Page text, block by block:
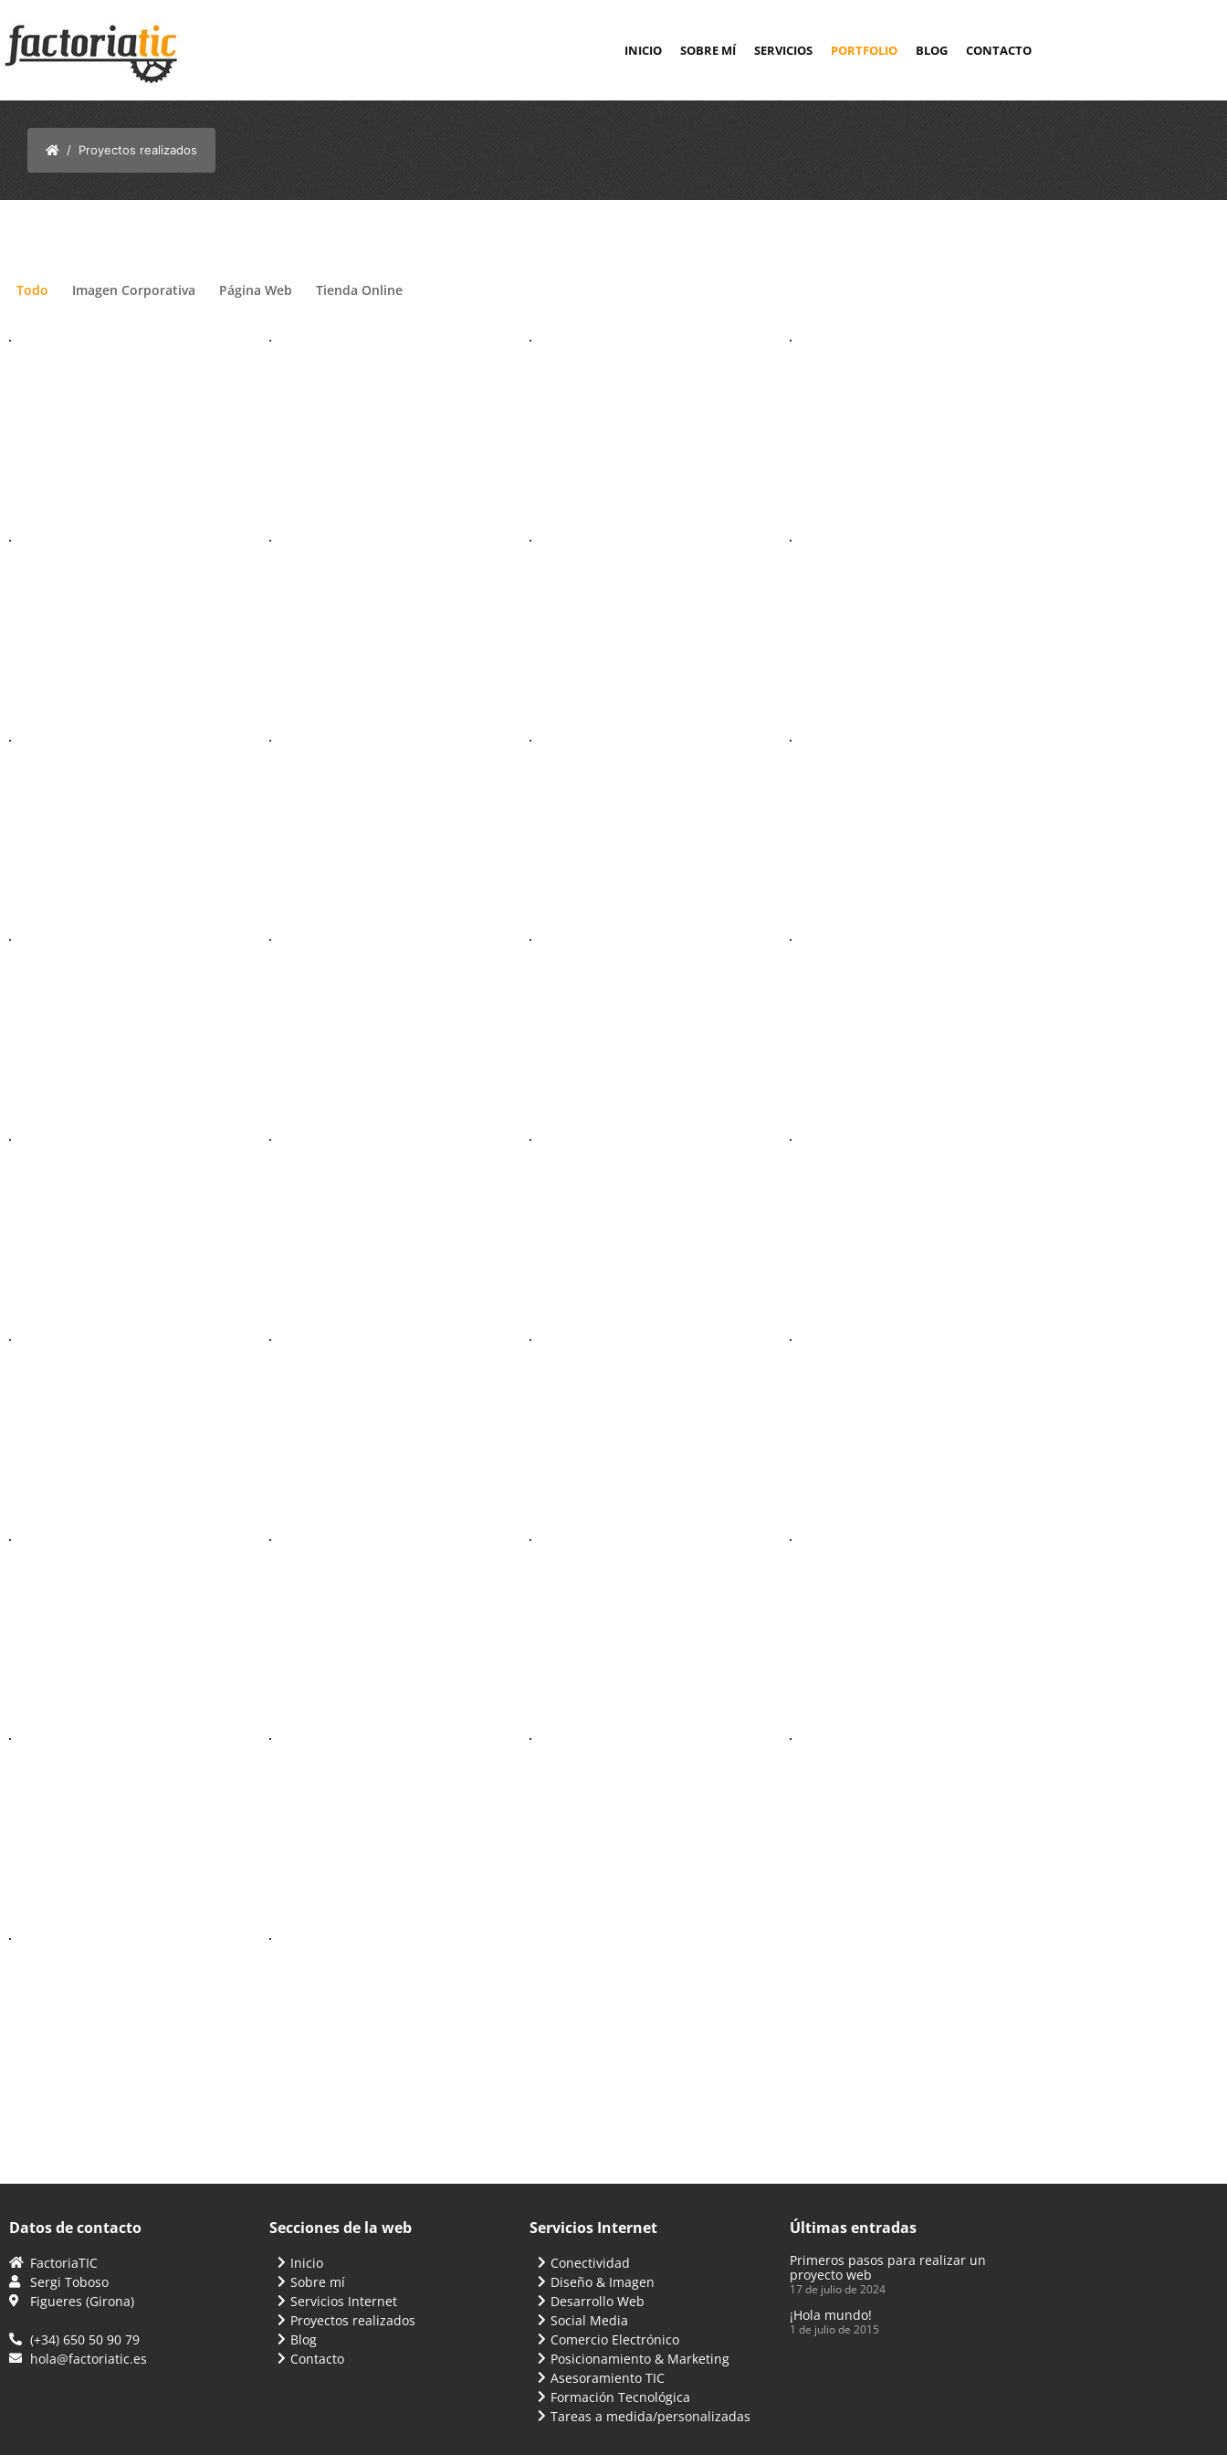
INICIO SOBRE MÍ SERVICIOS PORTFOLIO BLOG CONTACTO
/ Proyectos realizados
Todo Imagen Corporativa Página Web Tienda Online
Datos de contacto
FactoriaTIC
Sergi Toboso
Figueres (Girona)
(+34) 650 50 90 79
hola@factoriatic.es
Secciones de la web
Inicio
Sobre mí
Servicios Internet
Proyectos realizados
Blog
Contacto
Servicios Internet
Conectividad
Diseño & Imagen
Desarrollo Web
Social Media
Comercio Electrónico
Posicionamiento & Marketing
Asesoramiento TIC
Formación Tecnológica
Tareas a medida/personalizadas
Últimas entradas
Primeros pasos para realizar un
proyecto web
17 de julio de 2024
¡Hola mundo!
1 de julio de 2015